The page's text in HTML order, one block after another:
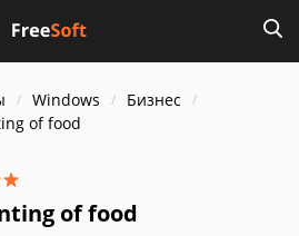
Windows
Бизнес
of food
of food